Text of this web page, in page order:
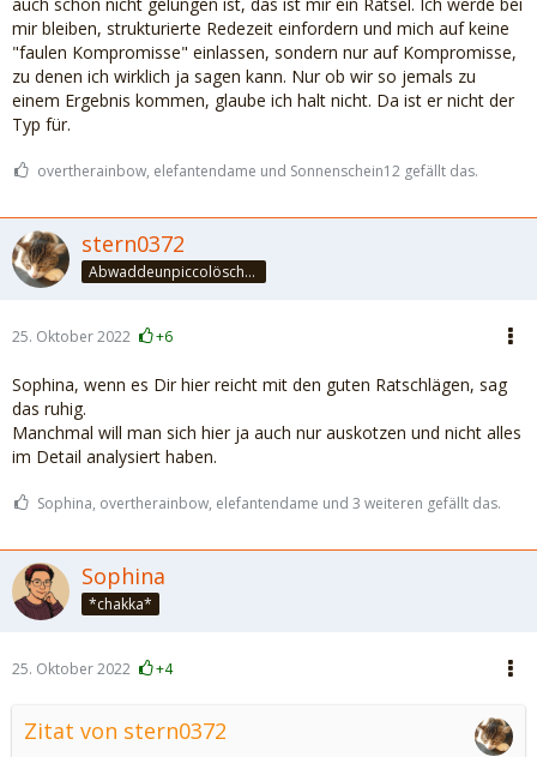
mir bleiben, strukturierte Redezeit einfordern und mich auf keine
"faulen Kompromisse" einlassen, sondern nur auf Kompromisse,
zu denen ich wirklich ja sagen kann. Nur ob wir so jemals zu
einem Ergebnis kommen, glaube ich halt nicht. Da ist er nicht der
Typ für.
overtherainbow, elefantendame und Sonnenschein12 gefällt das.
stern0372
Abwaddeunpiccolöschedrinke
25. Oktober 2022 +6
Sophina, wenn es Dir hier reicht mit den guten Ratschlägen, sag
das ruhig.
Manchmal will man sich hier ja auch nur auskotzen und nicht alles
im Detail analysiert haben.
Sophina, overtherainbow, elefantendame und 3 weiteren gefällt das.
Sophina
*chakka*
25. Oktober 2022 +4
Zitat von stern0372